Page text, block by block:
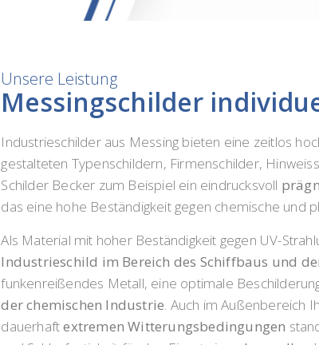
Unsere Leistung
Messingschilder
Industrieschilder aus Messing bieten eine zeitlos
gestalteten Typenschildern, Firmenschilder,
Schilder Becker zum Beispiel ein eindrucksvoll
das eine hohe Beständigkeit gegen chemische und
Als Material mit hoher Beständigkeit gegen UV-
Industrieschild im Bereich des Schiffbaus und
funkenreißendes Metall, eine optimale
der chemischen Industrie . Auch im Außenbereich
dauerhaftextremen Witterungsbedingungen